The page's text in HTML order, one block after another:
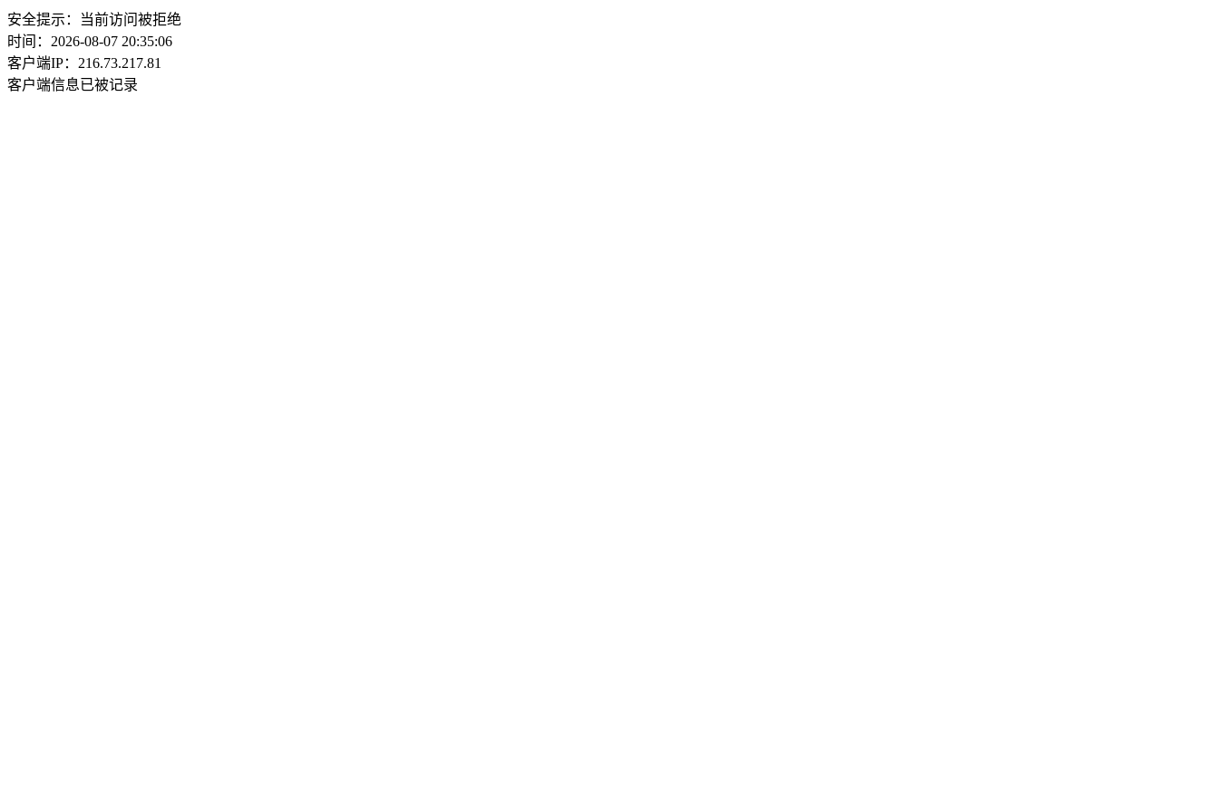
安全提示：当前访问被拒绝
时间：2026-08-07 20:35:06
客户端IP：216.73.217.81
客户端信息已被记录